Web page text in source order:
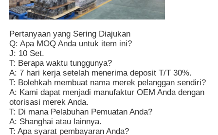
Pertanyaan yang Sering Diajukan
Q: Apa MOQ Anda untuk item ini?
J: 10 Set.
T: Berapa waktu tunggunya?
A: 7 hari kerja setelah menerima deposit T/T 30%.
T: Bolehkah membuat nama merek pelanggan sendiri?
A: Kami dapat menjadi manufaktur OEM Anda dengan
otorisasi merek Anda.
T: Di mana Pelabuhan Pemuatan Anda?
A: Shanghai atau lainnya.
T: Apa syarat pembayaran Anda?